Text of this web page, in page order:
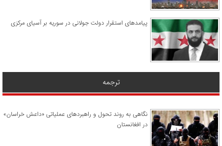
پیامدهای استقرار دولت جولانی در سوریه بر آسیای مرکزی
ترجمه
نگاهی به روند تحول و راهبردهای عملیاتی «داعش خراسان»
در افغانستان